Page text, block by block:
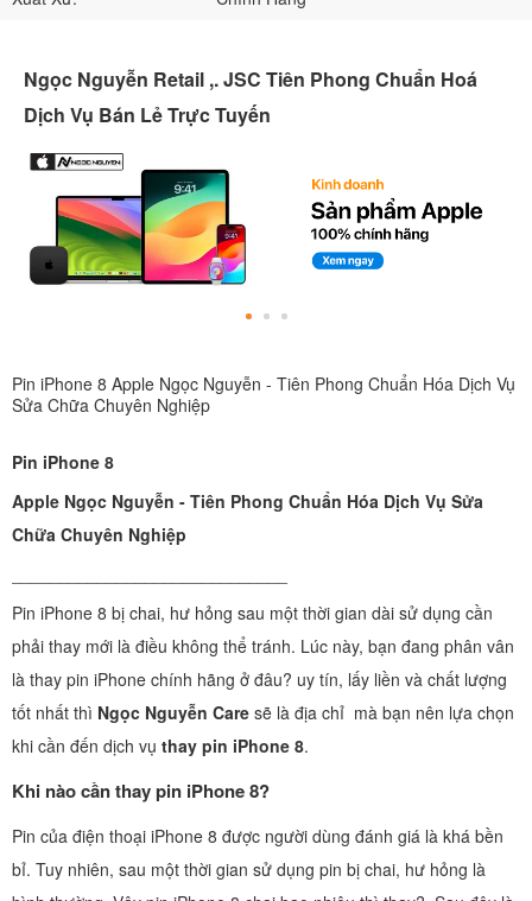
Ngọc Nguyễn Retail ,. JSC Tiên Phong Chuẩn Hoá
Dịch Vụ Bán Lẻ Trực Tuyến
Pin iPhone 8 Apple Ngọc Nguyễn - Tiên Phong Chuẩn Hóa Dịch Vụ
Sửa Chữa Chuyên Nghiệp
Pin iPhone 8
Apple Ngọc Nguyễn - Tiên Phong Chuẩn Hóa Dịch Vụ Sửa
Chữa Chuyên Nghiệp
Pin iPhone 8 bị chai, hư hỏng sau một thời gian dài sử dụng cần
phải thay mới là điều không thể tránh. Lúc này, bạn đang phân vân
là thay pin iPhone chính hãng ở đâu? uy tín, lấy liền và chất lượng
tốt nhất thì Ngọc Nguyễn Care sẽ là địa chỉ mà bạn nên lựa chọn
khi cần đến dịch vụ thay pin iPhone 8.
Khi nào cần thay pin iPhone 8?
Pin của điện thoại iPhone 8 được người dùng đánh giá là khá bền
bỉ. Tuy nhiên, sau một thời gian sử dụng pin bị chai, hư hỏng là